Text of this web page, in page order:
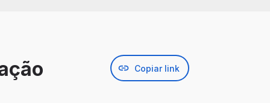
Copiar link